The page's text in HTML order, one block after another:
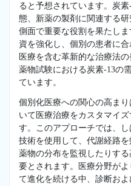
ると予想されています。炭
態、新薬の製剤に関連する
側面で重要な役割を果たし
資を強化し、個別の患者に
医療を含む革新的な治療法
薬物試験における炭素-13の
ています。
個別化医療への関心の高ま
いて医療治療をカスタマイ
す。このアプローチでは、
技術を使用して、代謝経路
薬物の分布を監視したりす
要とされます。医療分野が
て進化を続ける中、診断お